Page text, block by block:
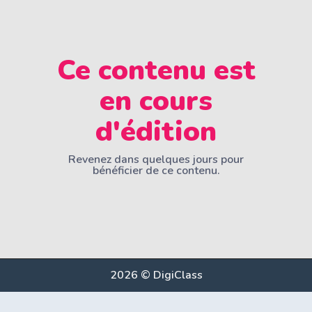
Ce contenu est
en cours
d'édition
Revenez dans quelques jours pour
bénéficier de ce contenu.
2026 © DigiClass